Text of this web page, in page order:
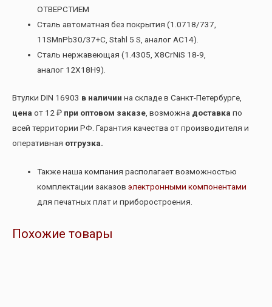
ОТВЕРСТИЕМ
Сталь автоматная без покрытия (1.0718/737,
11SMnPb30/37+C, Stahl 5 S, аналог АС14).
Сталь нержавеющая (1.4305, X8CrNiS 18-9,
аналог 12Х18Н9).
Втулки DIN 16903 в наличии на складе в Санкт-Петербурге,
цена от 12 ₽ при оптовом заказе , возможна доставка по
всей территории РФ. Гарантия качества от производителя и
оперативная отгрузка.
Также наша компания располагает возможностью
комплектации заказовэлектронными компонентами
для печатных плат и приборостроения.
Похожие товары